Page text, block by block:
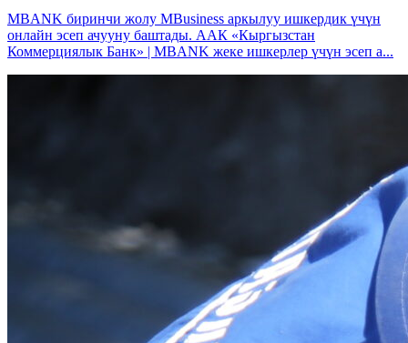
MBANK биринчи жолу MBusiness аркылуу ишкердик үчүн
онлайн эсеп ачууну баштады. ААК «Кыргызстан
Коммерциялык Банк» | MBANK жеке ишкерлер үчүн эсеп а...